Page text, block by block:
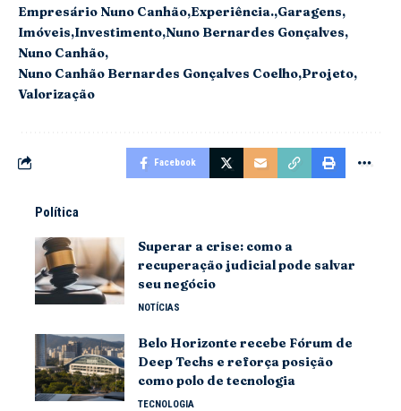
Empresário Nuno Canhão Experiência. Garagens
Imóveis Investimento Nuno Bernardes Gonçalves
Nuno Canhão
Nuno Canhão Bernardes Gonçalves Coelho Projeto
Valorização
Facebook
Política
Superar a crise: como a
recuperação judicial pode salvar
seu negócio
NOTÍCIAS
Belo Horizonte recebe Fórum de
Deep Techs e reforça posição
como polo de tecnologia
TECNOLOGIA